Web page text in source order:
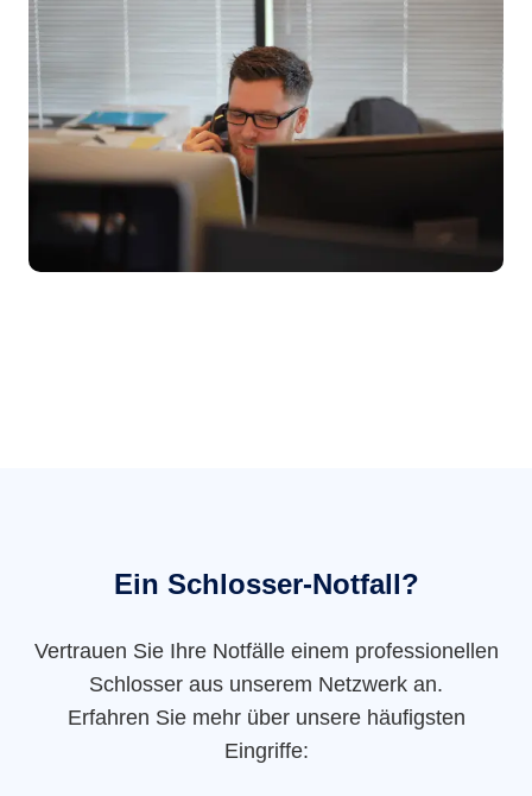
Ein Schlosser-Notfall?
Vertrauen Sie Ihre Notfälle einem professionellen
Schlosser aus unserem Netzwerk an.
Erfahren Sie mehr über unsere häufigsten
Eingriffe: